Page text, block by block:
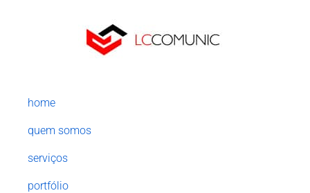
home
quem somos
serviços
portfólio